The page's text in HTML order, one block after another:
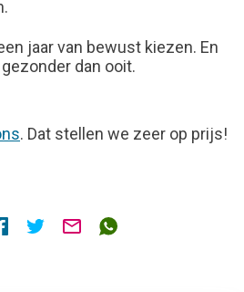
jaar van bewust kiezen. En
dan ooit.
. Dat stellen we zeer op prijs!